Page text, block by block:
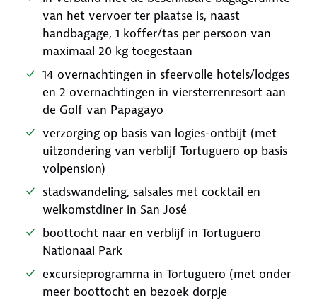
van het vervoer ter plaatse is, naast
handbagage, 1 koffer/tas per persoon van
maximaal 20 kg toegestaan
14 overnachtingen in sfeervolle hotels/lodges
en 2 overnachtingen in viersterrenresort aan
de Golf van Papagayo
verzorging op basis van logies-ontbijt (met
uitzondering van verblijf Tortuguero op basis
volpension)
stadswandeling, salsales met cocktail en
welkomstdiner in San José
boottocht naar en verblijf in Tortuguero
Nationaal Park
excursieprogramma in Tortuguero (met onder
meer boottocht en bezoek dorpje